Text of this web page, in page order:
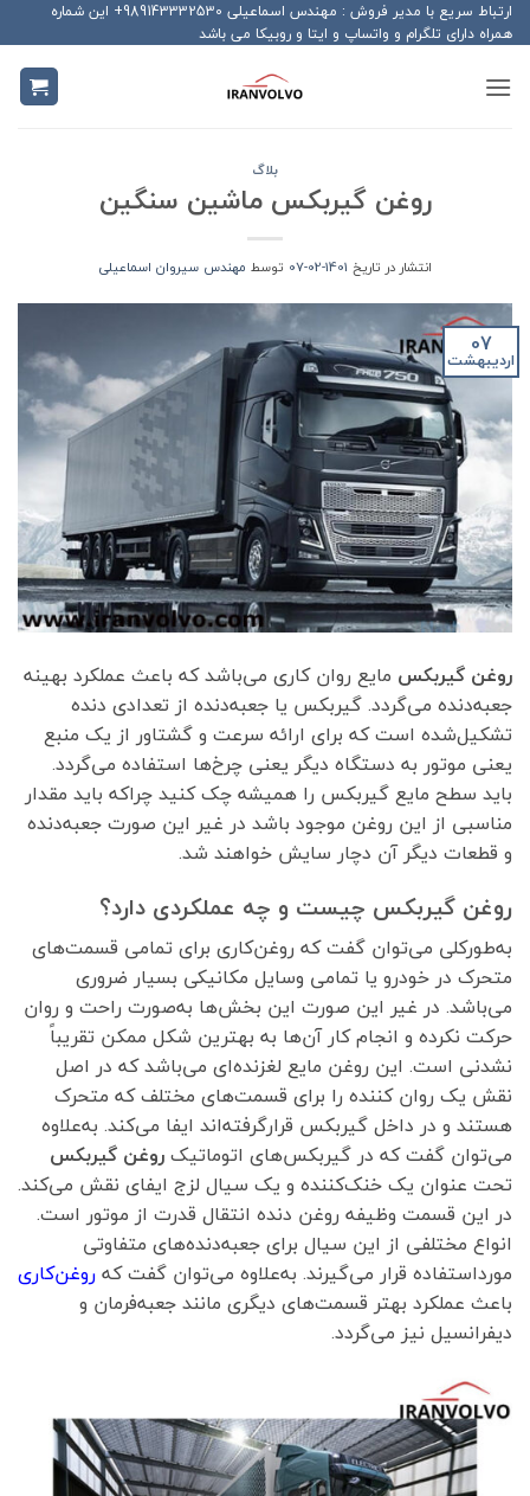
Skip
to
content
ارتباط سریع با مدیر فروش : مهندس اسماعیلی 989143332530+ این شماره
همراه دارای تلگرام و واتساپ و ایتا و روبیکا می باشد
بلاگ
روغن گیربکس ماشین سنگین
انتشار در تاریخ 1401-02-07 توسط مهندس سیروان اسماعیلی
07
اردیبهشت
روغن گیربکس مایع روان کاری می‌باشد که باعث عملکرد بهینه
جعبه‌دنده می‌گردد. گیربکس یا جعبه‌دنده از تعدادی دنده
تشکیل‌شده است که برای ارائه سرعت و گشتاور از یک منبع
یعنی موتور به دستگاه دیگر یعنی چرخ‌ها استفاده می‌گردد.
باید سطح مایع گیربکس را همیشه چک کنید چراکه باید مقدار
مناسبی از این روغن موجود باشد در غیر این صورت جعبه‌دنده
و قطعات دیگر آن دچار سایش خواهند شد.
روغن گیربکس چیست و چه عملکردی دارد؟
به‌طورکلی می‌توان گفت که روغن‌کاری برای تمامی قسمت‌های
متحرک در خودرو یا تمامی وسایل مکانیکی بسیار ضروری
می‌باشد. در غیر این صورت این بخش‌ها به‌صورت راحت و روان
حرکت نکرده و انجام کار آن‌ها به بهترین شکل ممکن تقریباً
نشدنی است. این روغن مایع لغزنده‌ای می‌باشد که در اصل
نقش یک روان کننده را برای قسمت‌های مختلف که متحرک
هستند و در داخل گیربکس قرارگرفته‌اند ایفا می‌کند. به‌علاوه
می‌توان گفت که در گیربکس‌های اتوماتیکروغن گیربکس
تحت عنوان یک خنک‌کننده و یک سیال لزج ایفای نقش می‌کند.
در این قسمت وظیفه روغن دنده انتقال قدرت از موتور است.
انواع مختلفی از این سیال برای جعبه‌دنده‌های متفاوتی
مورداستفاده قرار می‌گیرند. به‌علاوه می‌توان گفت کهروغن‌کاری
باعث عملکرد بهتر قسمت‌های دیگری مانند جعبه‌فرمان و
دیفرانسیل نیز می‌گردد.